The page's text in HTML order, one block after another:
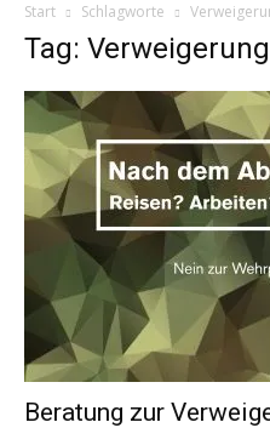
Start Schlagworte
Tag: Verweigerung
Beratung zur